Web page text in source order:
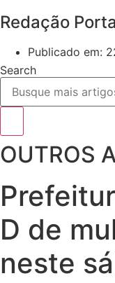
Redação
Publicado em:
Search
OUTROS
D de
neste